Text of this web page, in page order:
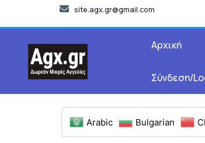
site.agx.gr@gmail.com
Αρχική
Σύνδεση/
Arabic Bulgarian